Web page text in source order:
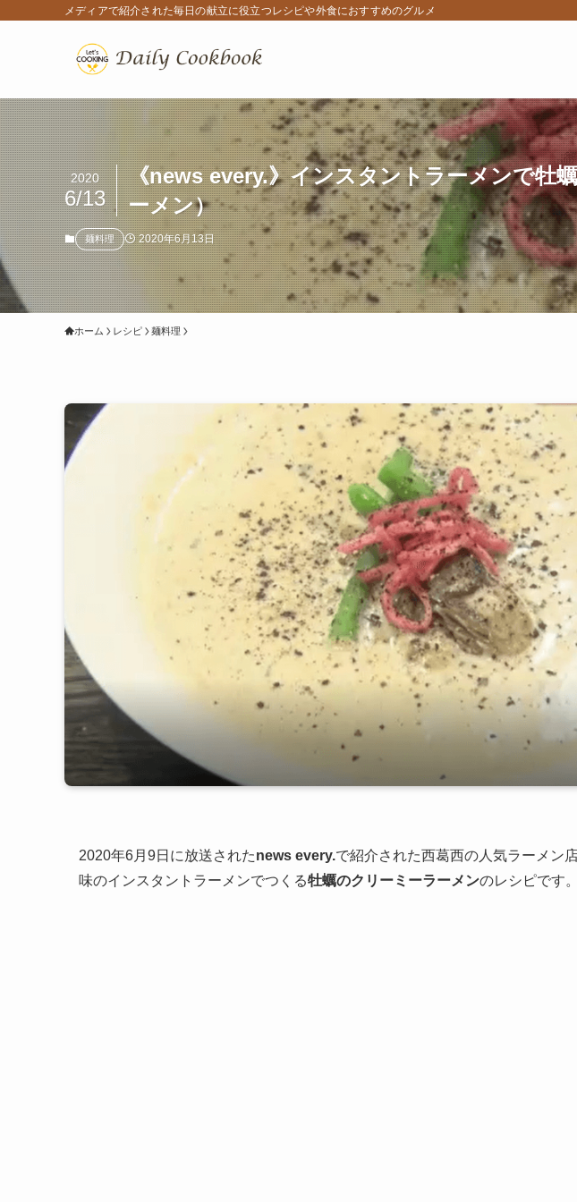
メディアで紹介された毎日の献立に役立つレシピや外食におすすめのグルメ
《news every.》インスタントラーメンで牡
ーメン）
2020
6/13
麺料理 2020年6月13日
ホーム レシピ 麺料理
2020年6月9日に放送されたnews every.で紹介された西葛西の人気ラーメン
味のインスタントラーメンでつくる牡蠣のクリーミーラーメンのレシピです。